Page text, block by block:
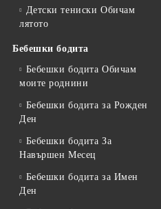
Детски тениски Обичам
лятото
Бебешки бодита
Бебешки бодита Обичам
моите роднини
Бебешки бодита за Рожден
Ден
Бебешки бодита За
Навършен Месец
Бебешки бодита за Имен
Ден